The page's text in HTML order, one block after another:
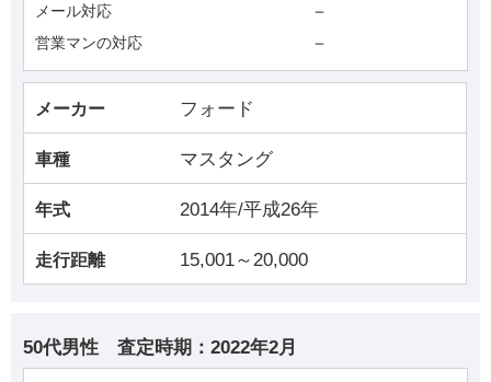
メール対応 －
営業マンの対応 －
メーカー フォード
車種 マスタング
年式 2014年/平成26年
走行距離 15,001～20,000
50代男性 査定時期： 2022年2月